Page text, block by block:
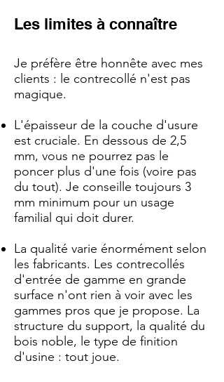
Les limites à connaître
Je préfère être honnête avec mes
clients : le contrecollé n'est pas
magique.
L'épaisseur de la couche d'usure
est cruciale. En dessous de 2,5
mm, vous ne pourrez pas le
poncer plus d'une fois (voire pas
du tout). Je conseille toujours 3
mm minimum pour un usage
familial qui doit durer.
La qualité varie énormément selon
les fabricants. Les contrecollés
d'entrée de gamme en grande
surface n'ont rien à voir avec les
gammes pros que je propose. La
structure du support, la qualité du
bois noble, le type de finition
d'usine : tout joue.